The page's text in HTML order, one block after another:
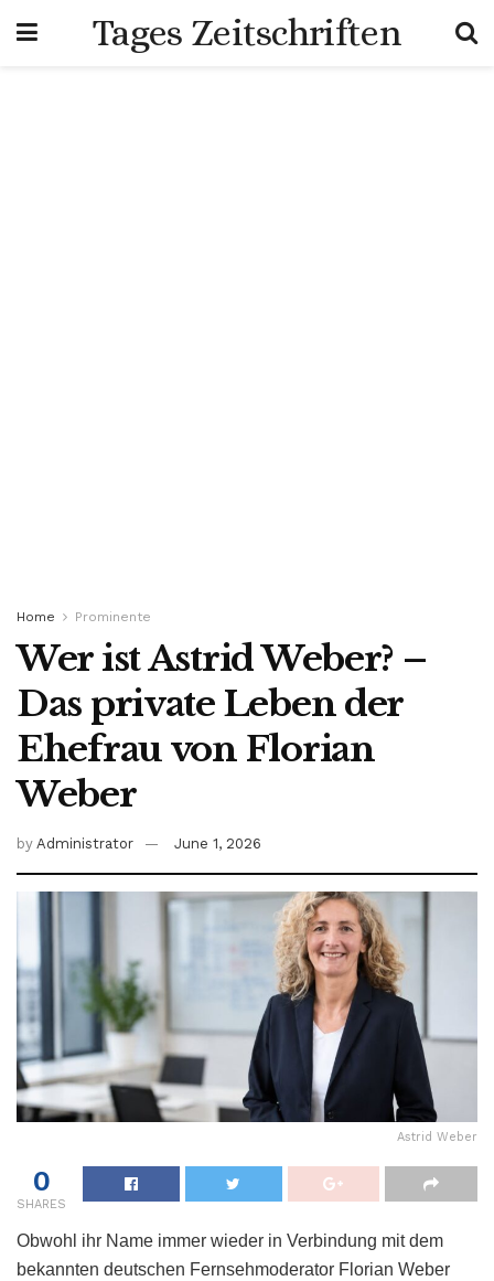
Tages Zeitschriften
Home Prominente
Wer ist Astrid Weber? –
Das private Leben der
Ehefrau von Florian
Weber
by Administrator June 1, 2026
Astrid Weber
0
SHARES
Obwohl ihr Name immer wieder in Verbindung mit dem
bekannten deutschen Fernsehmoderator Florian Weber